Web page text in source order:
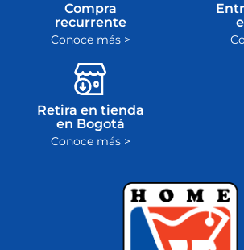
Compra
recurrente
Conoce más >
Retira en tienda
en Bogotá
Conoce más >